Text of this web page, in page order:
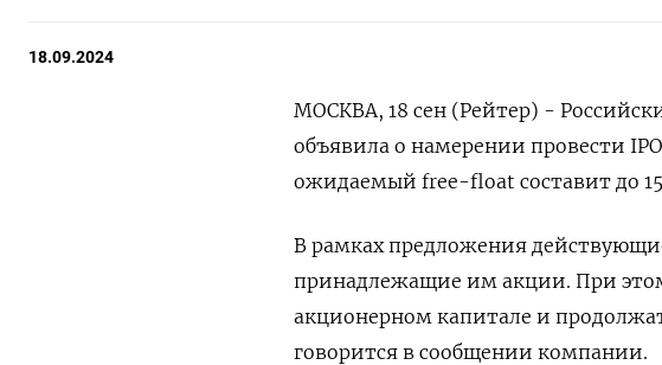
18.09.2024
МОСКВА, 18 сен (Рейтер) -
объявила о намерении провести
ожидаемый free-float составит до
В рамках предложения
принадлежащие им акции. При
акционерном капитале и
говорится в сообщении компании.